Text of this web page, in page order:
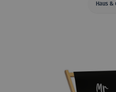
Haus &